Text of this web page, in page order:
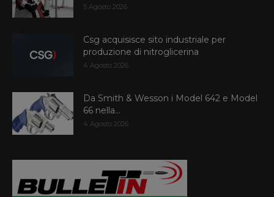
5 Agosto 2026
Csg acquisisce sito industriale per
produzione di nitroglicerina
4 Agosto 2026
Da Smith & Wesson i Model 642 e Model
66 nella...
4 Agosto 2026